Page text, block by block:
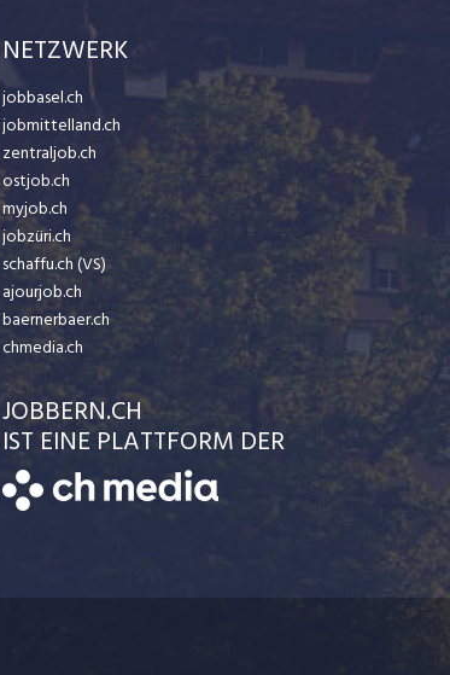
NETZWERK
jobbasel.ch
jobmittelland.ch
zentraljob.ch
ostjob.ch
myjob.ch
jobzüri.ch
schaffu.ch (VS)
ajourjob.ch
baernerbaer.ch
chmedia.ch
JOBBERN.CH
IST EINE PLATTFORM DER